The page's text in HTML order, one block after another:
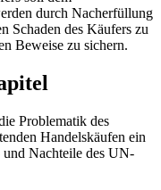
durch Nacherfüllung
Schaden des Käufers zu
Beweise zu sichern.
Problematik des
Handelskäufen ein
Nachteile des UN-